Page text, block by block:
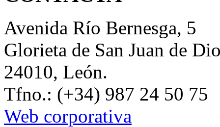
Avenida Río Bernesga, 5
Glorieta de San Juan de
24010, León.
Tfno.: (+34) 987 24 50 75
Web corporativa